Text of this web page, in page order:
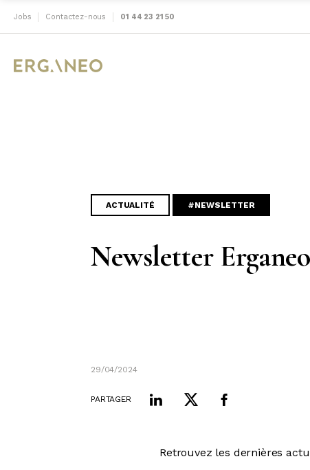
Jobs Contactez-nous 01 44 23 21 50
ACTUALITÉ #NEWSLETTER
Newsletter
29/04/2024
PARTAGER
Retrouvez les dernières